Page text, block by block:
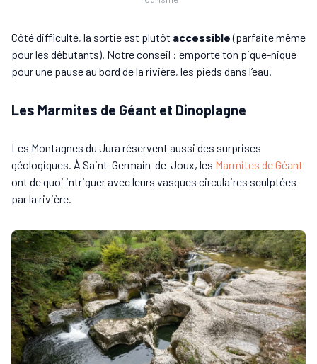
Côté difficulté, la sortie est plutôt accessible(parfaite même
pour les débutants). Notre conseil : emporte ton pique-nique
pour une pause au bord de la rivière, les pieds dans l’eau.
Les Marmites de Géant et Dinoplagne
Les Montagnes du Jura réservent aussi des surprises
géologiques. À Saint-Germain-de-Joux, les Marmites de Géant
ont de quoi intriguer avec leurs vasques circulaires sculptées
par la rivière.